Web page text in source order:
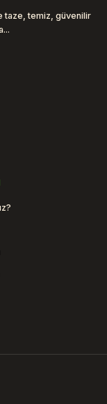
taze, temiz, güvenilir